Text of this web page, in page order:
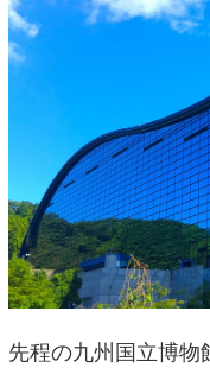
先程の九州国立博物